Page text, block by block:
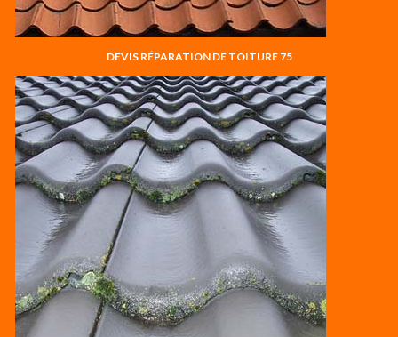
DEVIS RÉPARATION DE TOITURE 75